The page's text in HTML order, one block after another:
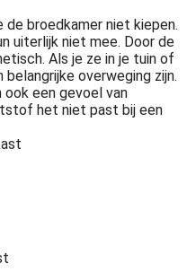
de broedkamer niet kiepen.
uiterlijk niet mee. Door de
Als je ze in je tuin of
overweging zijn.
ook een gevoel van
het niet past bij een